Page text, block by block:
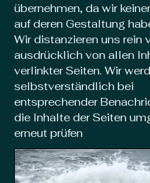
übernehmen, da wir
auf deren Gestaltung
Wir distanzieren uns rein
ausdrücklich von allen
verlinkter Seiten. Wir
selbstverständlich bei
entsprechender
die Inhalte der Seiten
erneut prüfen